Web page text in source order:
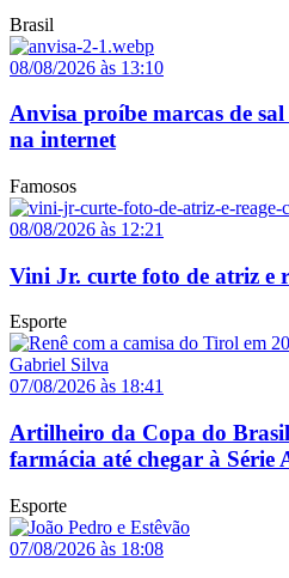
Brasil
08/08/2026 às 13:10
Anvisa proíbe marcas de
na internet
Famosos
08/08/2026 às 12:21
Vini Jr. curte foto de atriz e
Esporte
07/08/2026 às 18:41
Artilheiro da Copa do
farmácia até chegar à Série
Esporte
07/08/2026 às 18:08